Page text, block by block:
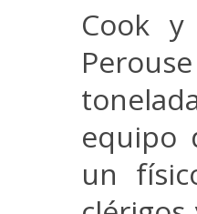
Cook
equipo
un